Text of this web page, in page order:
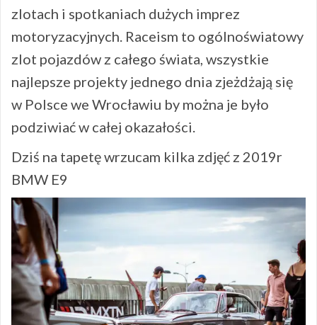
zlotach i spotkaniach dużych imprez
motoryzacyjnych. Raceism to ogólnoświatowy
zlot pojazdów z całego świata, wszystkie
najlepsze projekty jednego dnia zjeżdżają się
w Polsce we Wrocławiu by można je było
podziwiać w całej okazałości.
Dziś na tapetę wrzucam kilka zdjęć z 2019r
BMW E9